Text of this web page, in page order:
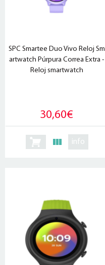
SPC Smartee Duo Vivo Reloj Sm
artwatch Púrpura Correa Extra -
Reloj smartwatch
30,60€
info